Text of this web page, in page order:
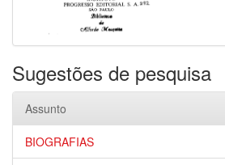
Sugestões de pesquisa
Assunto
BIOGRAFIAS